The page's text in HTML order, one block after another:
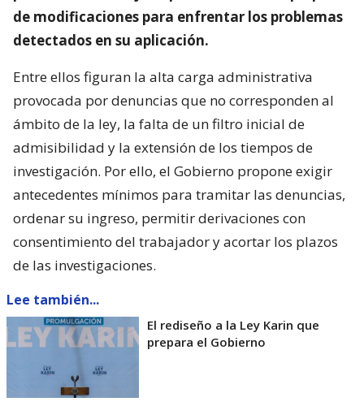
de modificaciones para enfrentar los problemas
detectados en su aplicación.
Entre ellos figuran la alta carga administrativa
provocada por denuncias que no corresponden al
ámbito de la ley, la falta de un filtro inicial de
admisibilidad y la extensión de los tiempos de
investigación. Por ello, el Gobierno propone exigir
antecedentes mínimos para tramitar las denuncias,
ordenar su ingreso, permitir derivaciones con
consentimiento del trabajador y acortar los plazos
de las investigaciones.
Lee también...
El rediseño a la Ley Karin que
prepara el Gobierno